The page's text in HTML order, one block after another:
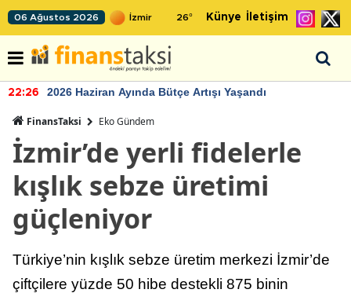
06 Ağustos 2026 26° Künye İletişim
22:26 2026 Haziran Ayında Bütçe Artışı Yaşandı
FinansTaksi Eko Gündem
İzmir’de yerli fidelerle
kışlık sebze üretimi
güçleniyor
Türkiye’nin kışlık sebze üretim merkezi İzmir’de
çiftçilere yüzde 50 hibe destekli 875 binin